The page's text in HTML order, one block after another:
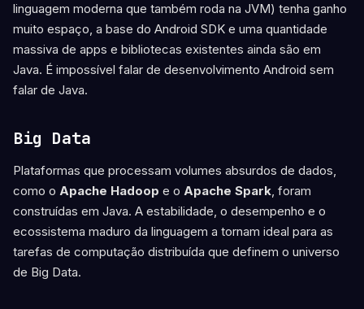
linguagem moderna que também roda na JVM) tenha ganho
muito espaço, a base do Android SDK e uma quantidade
massiva de apps e bibliotecas existentes ainda são em
Java. É impossível falar de desenvolvimento Android sem
falar de Java.
Big Data
Plataformas que processam volumes absurdos de dados,
como o Apache Hadoop e o Apache Spark, foram
construídas em Java. A estabilidade, o desempenho e o
ecossistema maduro da linguagem a tornam ideal para as
tarefas de computação distribuída que definem o universo
de Big Data.